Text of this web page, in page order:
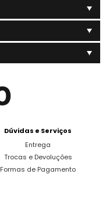
Dúvidas e Serviços
Entrega
Trocas e Devoluções
Formas de Pagamento